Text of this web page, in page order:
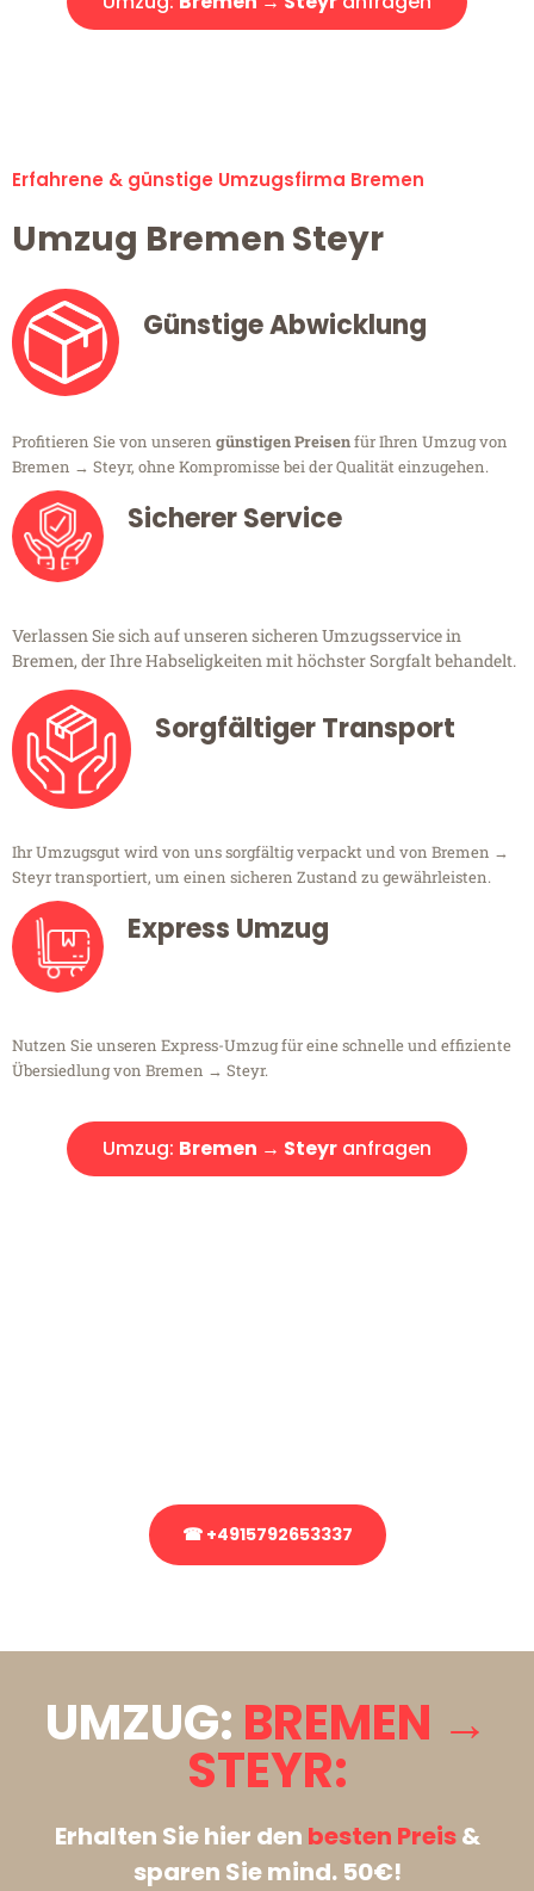
Erfahrene & günstige Umzugsfirma Bremen
Umzug Bremen Steyr
Günstige Abwicklung
Profitieren Sie von unseren günstigen Preisenfür Ihren Umzug von
Bremen → Steyr, ohne Kompromisse bei der Qualität einzugehen.
Sicherer Service
Verlassen Sie sich auf unseren sicheren Umzugsservice in
Bremen, der Ihre Habseligkeiten mit höchster Sorgfalt behandelt.
Sorgfältiger Transport
Ihr Umzugsgut wird von uns sorgfältig verpackt und von Bremen →
Steyr transportiert, um einen sicheren Zustand zu gewährleisten.
Express Umzug
Nutzen Sie unseren Express-Umzug für eine schnelle und effiziente
Übersiedlung von Bremen → Steyr.
Umzug: Bremen → Steyr anfragen
☎ +4915792653337
UMZUG: BREMEN →
STEYR:
Erhalten Sie hier den besten Preis&
sparen Sie mind. 50€!